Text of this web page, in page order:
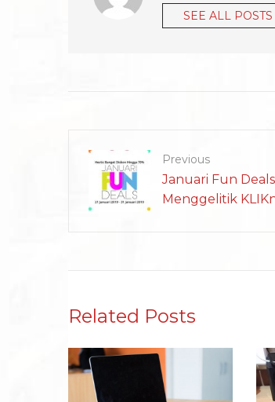
SEE ALL POSTS
Previous
Januari Fun
Menggelitik
Related Posts